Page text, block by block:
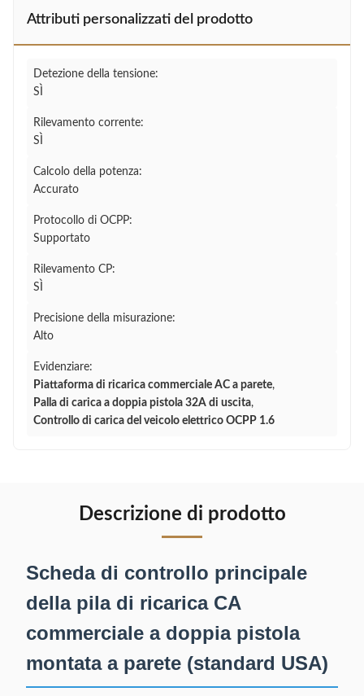
Attributi personalizzati del prodotto
Detezione della tensione:
SÌ
Rilevamento corrente:
SÌ
Calcolo della potenza:
Accurato
Protocollo di OCPP:
Supportato
Rilevamento CP:
SÌ
Precisione della misurazione:
Alto
Evidenziare:
Piattaforma di ricarica commerciale AC a parete,
Palla di carica a doppia pistola 32A di uscita,
Controllo di carica del veicolo elettrico OCPP 1.6
Descrizione di prodotto
Scheda di controllo principale
della pila di ricarica CA
commerciale a doppia pistola
montata a parete (standard USA)